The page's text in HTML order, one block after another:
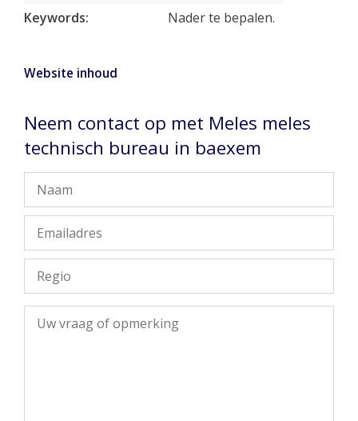
Keywords: Nader te bepalen.
Website inhoud
Neem contact op met Meles meles
technisch bureau in baexem